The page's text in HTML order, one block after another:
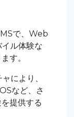
で、Web
ル体験な
す。
により、
など、さ
提供する